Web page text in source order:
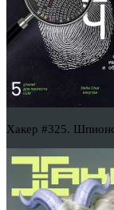
Хакер #325.